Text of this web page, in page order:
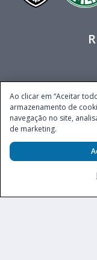
Este site é operado pela
endereço na Avenida
Município de São Paulo,
autorizada a operar
Secretaria de Prêmios e
247, de
Ao clicar em “Aceitar
armazenamento de
navegação no site,
de marketing.